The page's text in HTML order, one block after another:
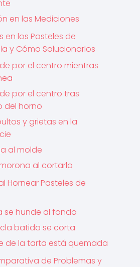
en las Mediciones
en los Pasteles de
y Cómo Solucionarlos
por el centro mientras
por el centro tras
del horno
y grietas en la
al molde
al cortarlo
Hornear Pasteles de
se hunde al fondo
batida se corta
de la tarta está quemada
de Problemas y